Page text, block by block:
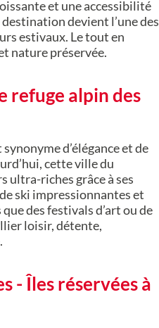
et une accessibilité
devient l’une des
estivaux. Le tout en
nature préservée.
refuge alpin des
d’élégance et de
cette ville du
ultra-riches grâce à ses
ski impressionnantes et
des festivals d’art ou de
loisir, détente,
- Îles réservées à